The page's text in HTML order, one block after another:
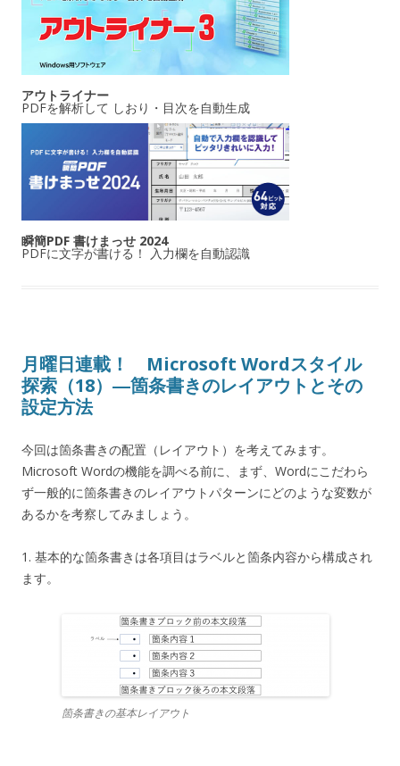
アウトライナー
PDFを解析して しおり・目次を自動生成
瞬簡PDF 書けまっせ 2024
PDFに文字が書ける！ 入力欄を自動認識
月曜日連載！ Microsoft Wordスタイル
探索（18）―箇条書きのレイアウトとその
設定方法
今回は箇条書きの配置（レイアウト）を考えてみます。
Microsoft Wordの機能を調べる前に、まず、Wordにこだわら
ず一般的に箇条書きのレイアウトパターンにどのような変数が
あるかを考察してみましょう。
1. 基本的な箇条書きは各項目はラベルと箇条内容から構成され
ます。
箇条書きの基本レイアウト